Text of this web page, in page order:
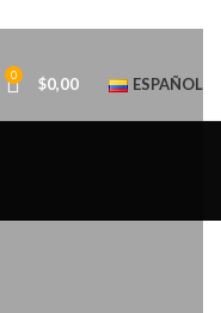
0 $0,00 ESPAÑOL